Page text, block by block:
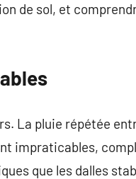
de sol, et
La pluie répétée
impraticables,
que les dalles